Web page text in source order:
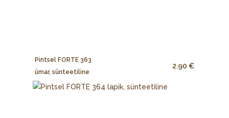
Pintsel FORTE 363
ümar, sünteetiline
2.90 €